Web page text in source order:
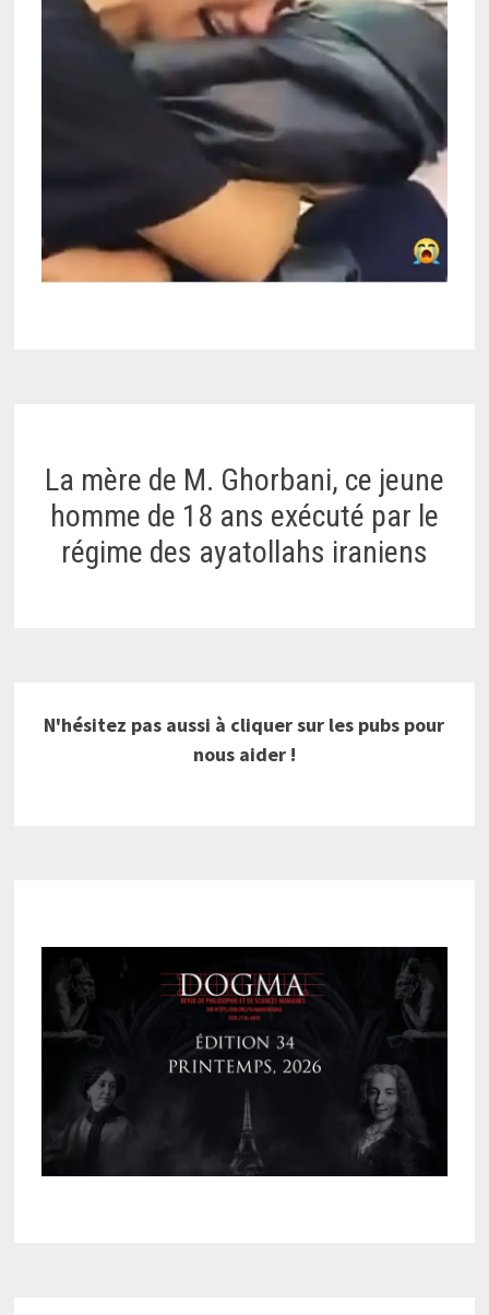
La mère de M. Ghorbani, ce jeune
homme de 18 ans exécuté par le
régime des ayatollahs iraniens
N'hésitez pas aussi à cliquer sur les pubs pour
nous aider !